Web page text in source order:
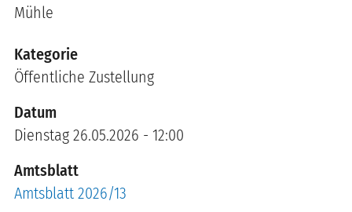
Mühle
Kategorie
Öffentliche Zustellung
Datum
Dienstag 26.05.2026 - 12:00
Amtsblatt
Amtsblatt 2026/13